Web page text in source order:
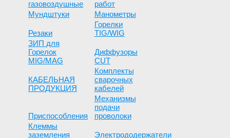
газовоздушные
работ
Мундштуки
Манометры
Резаки
Горелки
TIG/WIG
ЗИП для
Горелок
MIG/MAG
Диффузоры
CUT
КАБЕЛЬНАЯ
ПРОДУКЦИЯ
Комплекты
сварочных
кабелей
Приспособления
Механизмы
подачи
проволоки
Клеммы
заземления
Электрододержатели